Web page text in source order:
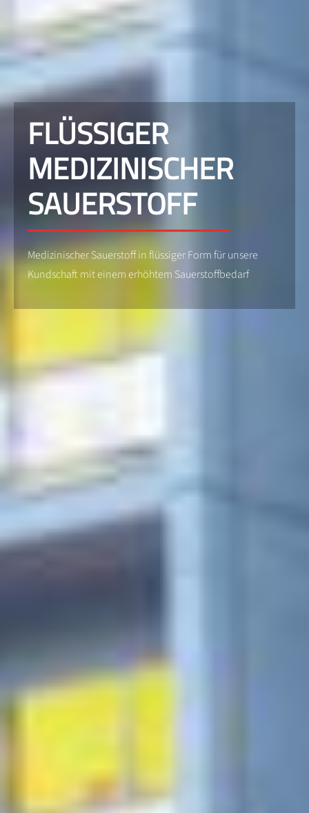
FLÜSSIGER
MEDIZINISCHER
SAUERSTOFF
Medizinischer Sauerstoff in flüssiger Form für unsere
Kundschaft mit einem erhöhtem Sauerstoffbedarf